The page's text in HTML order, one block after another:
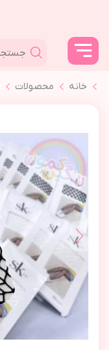
خانه محصولات